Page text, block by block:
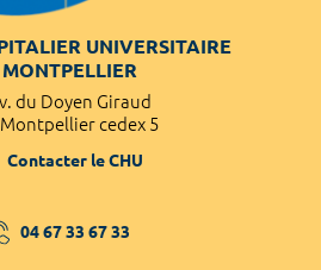
UNIVERSITAIRE
du Doyen Giraud
Montpellier cedex 5
Contacter le CHU
04 67 33 67 33